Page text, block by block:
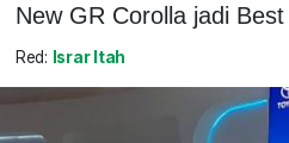
New GR Corolla jadi
Red: Israr Itah